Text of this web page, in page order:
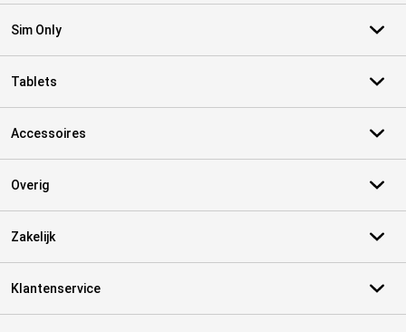
Sim Only
Tablets
Accessoires
Overig
Zakelijk
Klantenservice